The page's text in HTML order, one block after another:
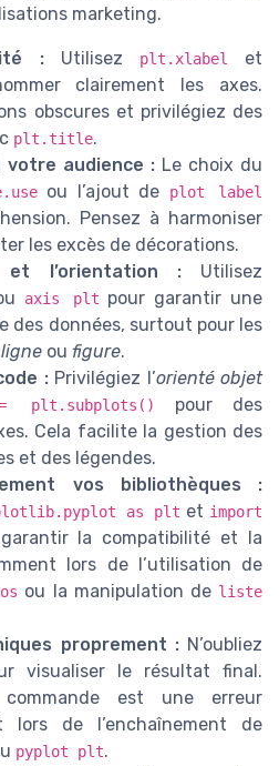
marketing.
:Utilisez plt.xlabel et
clairement les axes.
obscures et privilégiez des
plt.title.
audience : Le choix du
ou l’ajout de plot label
Pensez à harmoniser
les excès de décorations.
et l’orientation :Utilisez
axis plt pour garantir une
des données, surtout pour les
ligne ou figure.
:Privilégiez l’orienté objet
pour des
Cela facilite la gestion des
et des légendes.
vos bibliothèques :
as plt et import
la compatibilité et la
lors de l’utilisation de
ou la manipulation de liste
proprement :N’oubliez
visualiser le résultat final.
est une erreur
lors de l’enchaînement de
pyplot plt.